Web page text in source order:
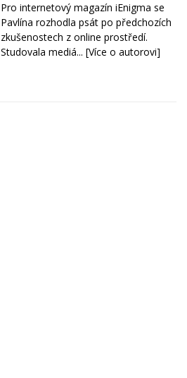
Pro internetový magazín iEnigma se
Pavlína rozhodla psát po předchozích
zkušenostech z online prostředí.
Studovala mediá... [Více o autorovi]